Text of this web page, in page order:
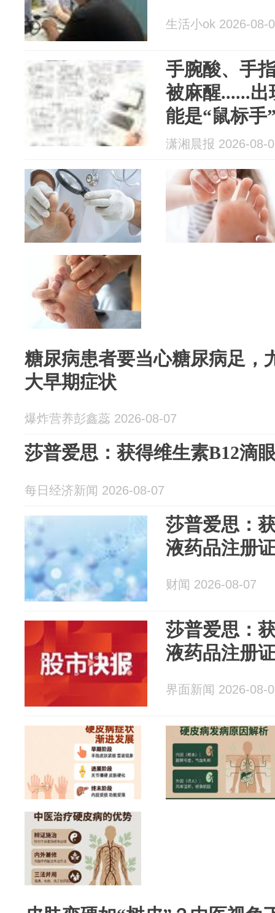
生活小ok 2026-08-
手腕酸、手
被麻醒......
能是“鼠标手
潇湘晨报 2026-08-
糖尿病患者要当心糖尿病足，
大早期症状
爆炸营养彭鑫蕊 2026-08-07
莎普爱思：获得维生素B12滴
每日经济新闻 2026-08-07
莎普爱思：
液药品注册
财闻 2026-08-07
莎普爱思：
液药品注册
界面新闻 2026-08-